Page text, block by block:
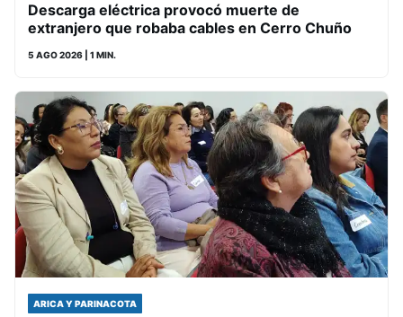
Descarga eléctrica provocó muerte de
extranjero que robaba cables en Cerro Chuño
5 AGO 2026 | 1 MIN.
ARICA Y PARINACOTA